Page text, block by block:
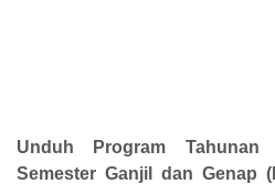
Unduh Program
Semester Ganjil dan Genap